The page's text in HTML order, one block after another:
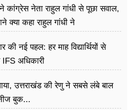
नेता राहुल गांधी से पूछा सवाल,
क्या कहा राहुल गांधी ने
नई पहल: हर माह विद्यार्थियों से
अधिकारी
उत्तराखंड की रेणु ने सबसे लंबे बाल
बुक...